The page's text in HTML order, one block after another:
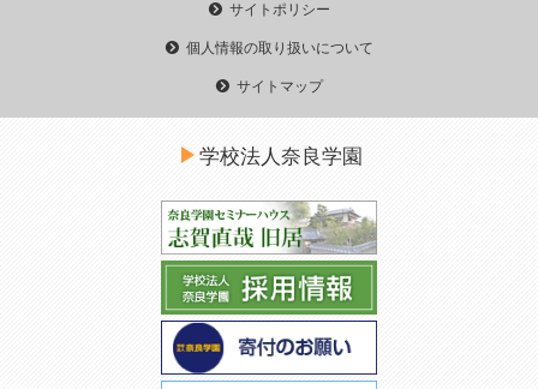
サイトポリシー
個人情報の取り扱いについて
サイトマップ
学校法人奈良学園